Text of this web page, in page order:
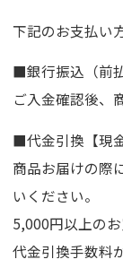
下記のお支払い
■銀行振込（前払
ご入金確認後、
■代金引換【現
商品お届けの際
いください。
5,000円以上の
代金引換手数料